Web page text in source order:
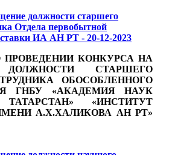
должности старшего
Отдела первобытной
ставки ИА АН РТ - 20-12-2023
ПРОВЕДЕНИИ КОНКУРСА НА
ДОЛЖНОСТИ СТАРШЕГО
ОБОСОБЛЕННОГО
ГНБУ «АКАДЕМИЯ НАУК
ТАТАРСТАН» «ИНСТИТУТ
А.Х.ХАЛИКОВА АН РТ»